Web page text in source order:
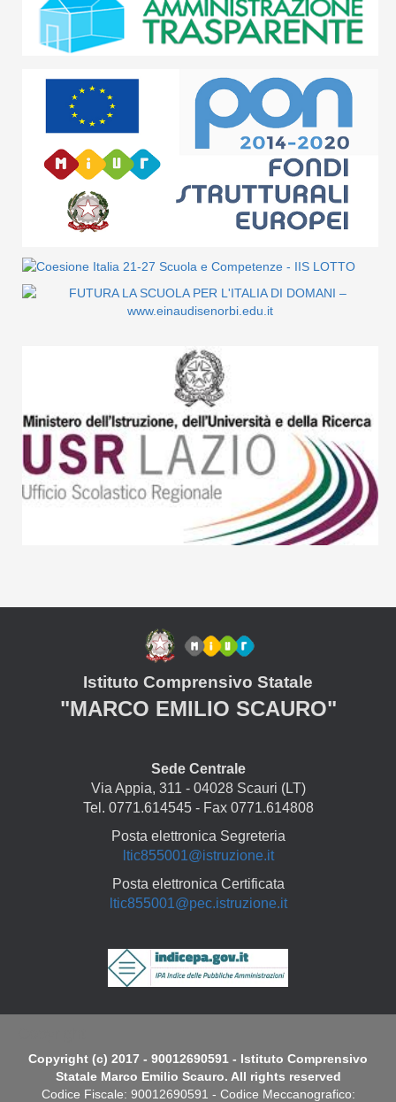
Istituto Comprensivo Statale
"MARCO EMILIO SCAURO"
Sede Centrale
Via Appia, 311 - 04028 Scauri (LT)
Tel. 0771.614545 - Fax 0771.614808
Posta elettronica Segreteria
ltic855001@istruzione.it
Posta elettronica Certificata
ltic855001@pec.istruzione.it
Copyright (c) 2017 - 90012690591 - Istituto Comprensivo
Statale Marco Emilio Scauro. All rights reserved
Codice Fiscale: 90012690591 - Codice Meccanografico: